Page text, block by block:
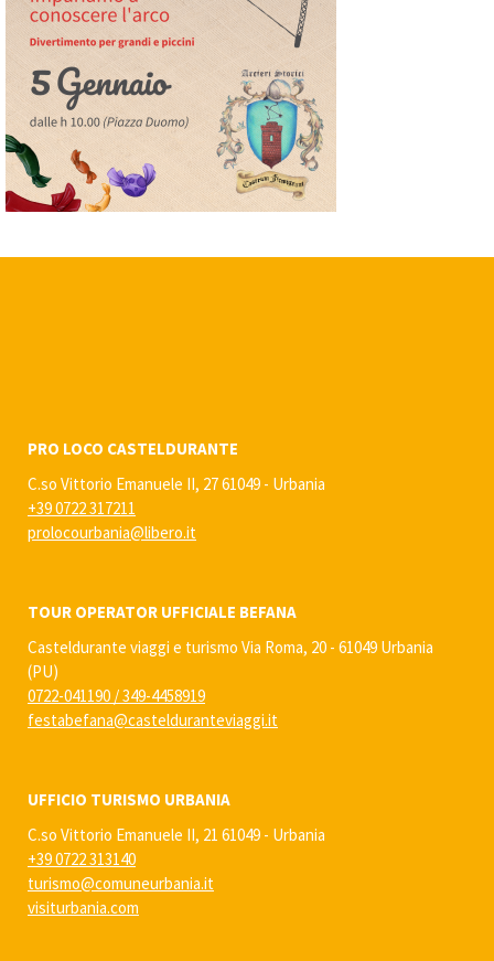
PRO LOCO CASTELDURANTE
C.so Vittorio Emanuele II, 27 61049 - Urbania
+39 0722 317211
prolocourbania@libero.it
TOUR OPERATOR UFFICIALE BEFANA
Casteldurante viaggi e turismo Via Roma, 20 - 61049 Urbania
(PU)
0722-041190 /349-4458919
festabefana@castelduranteviaggi.it
UFFICIO TURISMO URBANIA
C.so Vittorio Emanuele II, 21 61049 - Urbania
+39 0722 313140
turismo@comuneurbania.it
visiturbania.com